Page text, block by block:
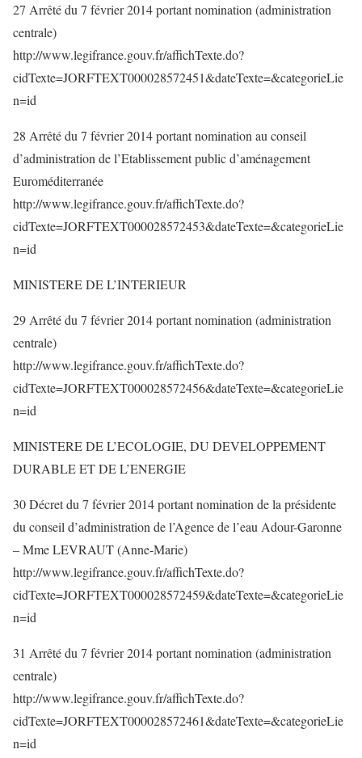
27 Arrêté du 7 février 2014 portant nomination (administration
centrale)
http://www.legifrance.gouv.fr/affichTexte.do?
cidTexte=JORFTEXT000028572451&dateTexte=&categorieLie
n=id
28 Arrêté du 7 février 2014 portant nomination au conseil
d’administration de l’Etablissement public d’aménagement
Euroméditerranée
http://www.legifrance.gouv.fr/affichTexte.do?
cidTexte=JORFTEXT000028572453&dateTexte=&categorieLie
n=id
MINISTERE DE L’INTERIEUR
29 Arrêté du 7 février 2014 portant nomination (administration
centrale)
http://www.legifrance.gouv.fr/affichTexte.do?
cidTexte=JORFTEXT000028572456&dateTexte=&categorieLie
n=id
MINISTERE DE L’ECOLOGIE, DU DEVELOPPEMENT
DURABLE ET DE L’ENERGIE
30 Décret du 7 février 2014 portant nomination de la présidente
du conseil d’administration de l’Agence de l’eau Adour-Garonne
– Mme LEVRAUT (Anne-Marie)
http://www.legifrance.gouv.fr/affichTexte.do?
cidTexte=JORFTEXT000028572459&dateTexte=&categorieLie
n=id
31 Arrêté du 7 février 2014 portant nomination (administration
centrale)
http://www.legifrance.gouv.fr/affichTexte.do?
cidTexte=JORFTEXT000028572461&dateTexte=&categorieLie
n=id